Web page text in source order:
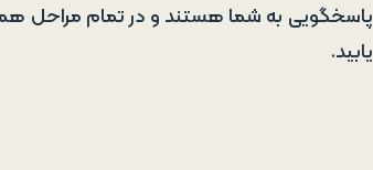
پاسخگویی به شما هستند و در تمام مراحل
یابید.